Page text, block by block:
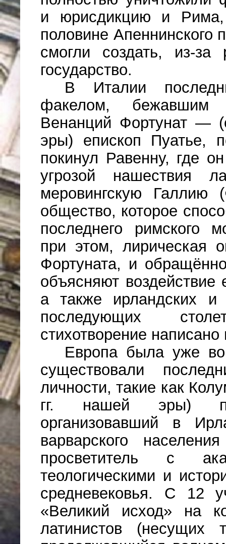
и юрисдикцию и
половине Апеннинского
смогли создать, из-за
государство.
В Италии
факелом, бежавшим
Венанций Фортунат —
эры) епископ Пуатье,
покинул Равенну, где
угрозой нашествия
меровингскую
общество, которое
последнего римского
при этом, лирическая
Фортуната, и
объ­яс­няют воздействие
а также ирландских и
последующих
стихотворение написано
Европа была уже
существовали
личности, такие как
гг. нашей эры)
организовавший в
варварского
просветитель с
теологическими и
средневековья. С 12
«Великий исход» на
латинистов (несущих